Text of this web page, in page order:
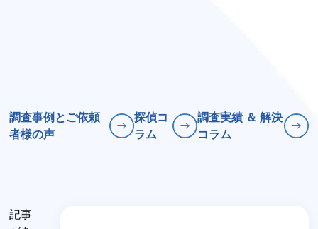
調査事例とご依頼
者様の声
探偵コ
ラム
調査実績 ＆ 解決
コラム
記事